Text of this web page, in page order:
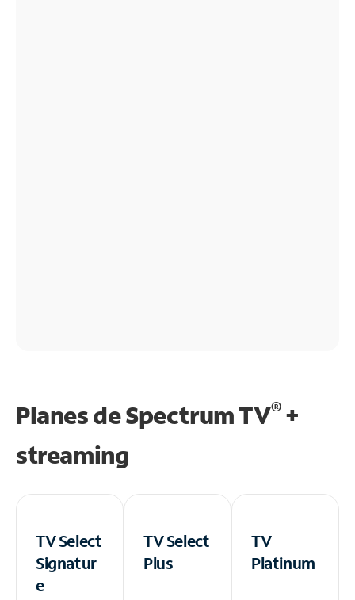
Planes de Spectrum TV®+
streaming
TV Select
Signatur
e
TV Select
Plus
TV
Platinum